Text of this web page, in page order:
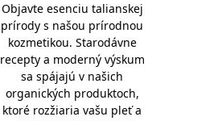
Objavte esenciu talianskej
prírody s našou prírodnou
kozmetikou. Starodávne
recepty a moderný výskum
sa spájajú v našich
organických produktoch,
ktoré rozžiaria vašu pleť a